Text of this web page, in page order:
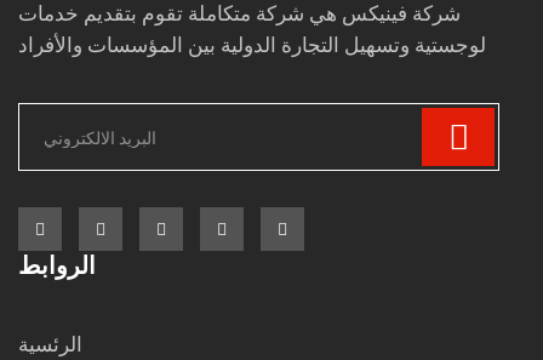
شركة فينيكس هي شركة متكاملة تقوم بتقديم خدمات
لوجستية وتسهيل التجارة الدولية بين المؤسسات والأفراد
الروابط
الرئسية